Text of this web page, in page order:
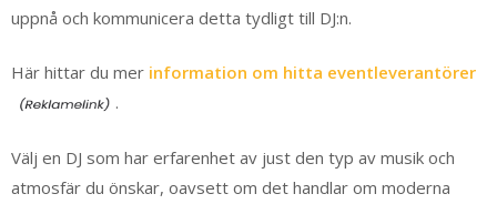
uppnå och kommunicera detta tydligt till DJ:n.
Här hittar du mer information om hitta eventleverantörer
.
Välj en DJ som har erfarenhet av just den typ av musik och
atmosfär du önskar, oavsett om det handlar om moderna